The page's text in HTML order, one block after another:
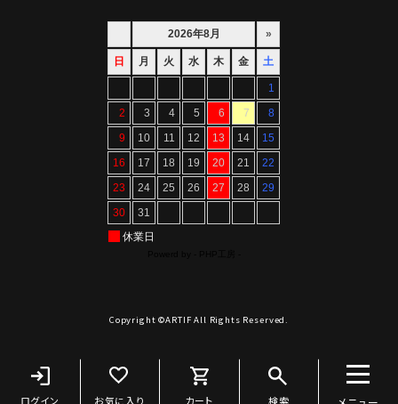
Copyright ©ARTIF All Rights Reserved.